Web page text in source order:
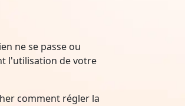
ne se passe ou
l'utilisation de votre
comment régler la